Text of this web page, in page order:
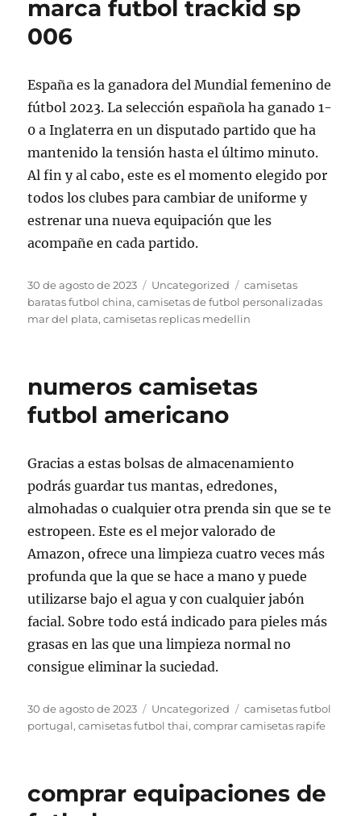
marca futbol trackid sp
006
España es la ganadora del Mundial femenino de
fútbol 2023. La selección española ha ganado 1-
0 a Inglaterra en un disputado partido que ha
mantenido la tensión hasta el último minuto.
Al fin y al cabo, este es el momento elegido por
todos los clubes para cambiar de uniforme y
estrenar una nueva equipación que les
acompañe en cada partido.
Publicado
el
30 de agosto de 2023 Categorías
Uncategorized Etiquetas
camisetas
baratas futbol china,camisetas de futbol personalizadas
mar del plata,camisetas replicas medellin
numeros camisetas
futbol americano
Gracias a estas bolsas de almacenamiento
podrás guardar tus mantas, edredones,
almohadas o cualquier otra prenda sin que se te
estropeen. Este es el mejor valorado de
Amazon, ofrece una limpieza cuatro veces más
profunda que la que se hace a mano y puede
utilizarse bajo el agua y con cualquier jabón
facial. Sobre todo está indicado para pieles más
grasas en las que una limpieza normal no
consigue eliminar la suciedad.
Publicado
el
30 de agosto de 2023 Categorías
Uncategorized Etiquetas
camisetas futbol
portugal,camisetas futbol thai,comprar camisetas rapife
comprar equipaciones de